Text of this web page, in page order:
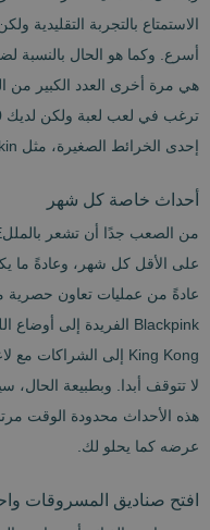
الاستمتاع بالتجربة التقليدية
أسرع. وكما هو الحال بالنسبة
هي مرة أخرى العدد الكبير من
إحدى الخرائط الصغيرة، مثل Karakin أو Sanhok.
أحداث خاصة كل شهر
على الأقل كل شهر، وعادةً ما
عادةً من عمليات تعاون حصرية
لا تتوقف أبدا. وبطبيعة
هذه الأحداث محدودة الوقت
عرضه كما يحلو لك.
افتح صناديق المسروقات